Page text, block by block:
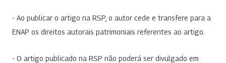
- Ao publicar o artigo na RSP, o autor cede e transfere para a
ENAP os direitos autorais patrimoniais referentes ao artigo.
- O artigo publicado na RSP não poderá ser divulgado em